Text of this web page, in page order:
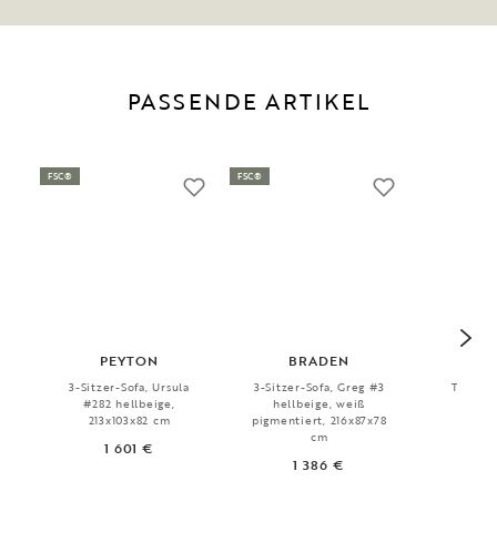
PASSENDE ARTIKEL
PEYTON
3-Sitzer-Sofa, Ursula
#282 hellbeige,
213x103x82 cm
1 601 €
FSC®
BRADEN
3-Sitzer-Sofa, Greg #3
hellbeige, weiß
pigmentiert, 216x87x78
cm
1 386 €
FSC®